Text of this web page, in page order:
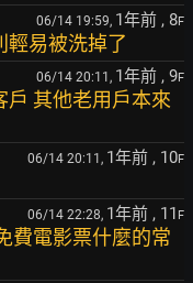
06/14 19:59, 1年前 , 8F
輕易被洗掉了
06/14 20:11, 1年前 , 9F
戶 其他老用戶本來
06/14 20:11, 1年前 , 10F
06/14 22:28, 1年前 , 11 F
費電影票什麼的常